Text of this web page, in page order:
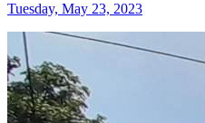
Tuesday, May 23, 2023